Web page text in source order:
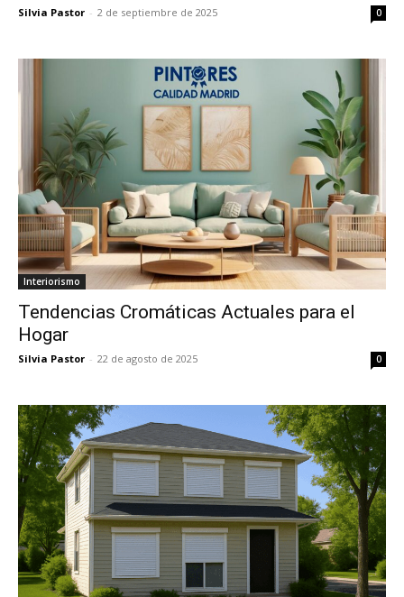
Silvia Pastor - 2 de septiembre de 2025 0
Interiorismo
Tendencias Cromáticas Actuales para el
Hogar
Silvia Pastor - 22 de agosto de 2025 0